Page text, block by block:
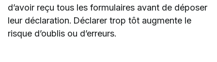
d’avoir reçu tous les formulaires avant de déposer
leur déclaration. Déclarer trop tôt augmente le
risque d’oublis ou d’erreurs.